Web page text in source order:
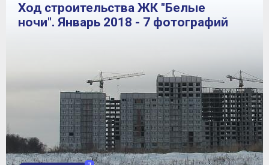
Ход строительства ЖК "Белые
ночи". Январь 2018 - 7 фотографий